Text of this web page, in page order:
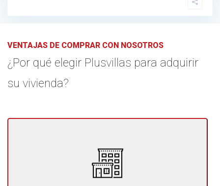
VENTAJAS DE COMPRAR CON NOSOTROS
¿Por qué elegir Plusvillas para adquirir
su vivienda?
En PlusVillas te ofrecemos un producto variado y de